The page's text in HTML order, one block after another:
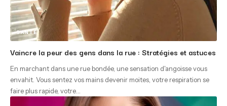
SANTÉ
Vaincre la peur des gens dans la rue : Stratégies et astuces
En marchant dans une rue bondée, une sensation d'angoisse vous
envahit. Vous sentez vos mains devenir moites, votre respiration se
faire plus rapide, votre